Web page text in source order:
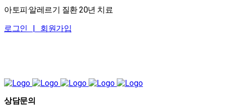
아토피·알레르기 질환 20년 치료
로그인 | 회원가입
상담문의